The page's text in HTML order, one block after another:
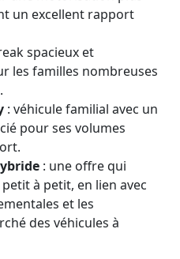
un excellent rapport
spacieux et
les familles nombreuses
: véhicule familial avec un
pour ses volumes
: une offre qui
à petit, en lien avec
et les
des véhicules à